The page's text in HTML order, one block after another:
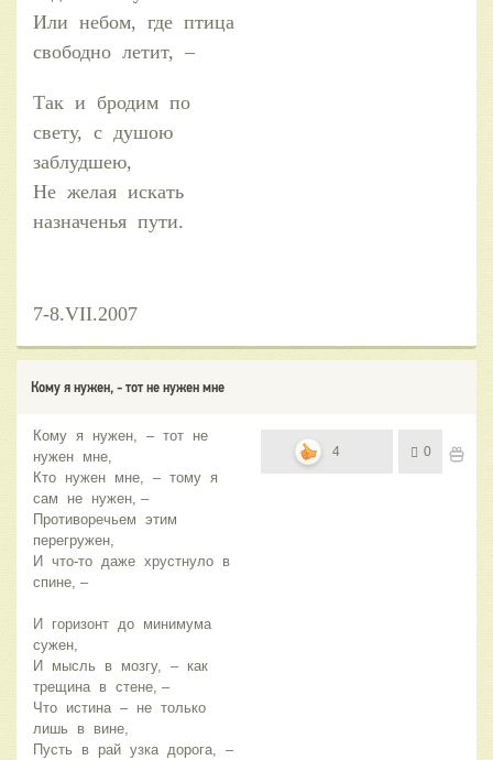
Или небом, где птица
свободно летит, –
Так и бродим по
свету, с душою
заблудшею,
Не желая искать
назначенья пути.
7-8.VII.2007
Кому я нужен, - тот не нужен мне
Кому я нужен, – тот не
нужен мне,
Кто нужен мне, – тому я
сам не нужен, –
Противоречьем этим
перегружен,
И что-то даже хрустнуло в
спине, –
И горизонт до минимума
сужен,
И мысль в мозгу, – как
трещина в стене, –
Что истина – не только
лишь в вине,
Пусть в рай узка дорога, –
4 0